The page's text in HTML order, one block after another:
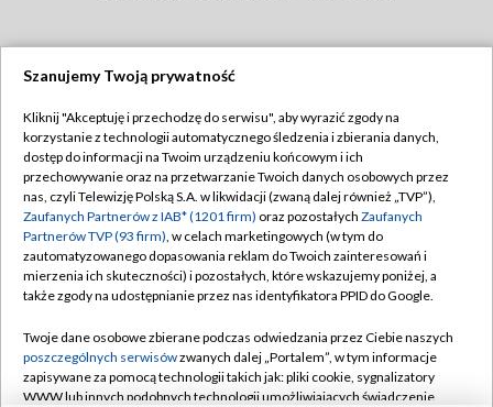
TVP
Abonament TVP
Emisja w TVP
Centrum informacji TVP
Naziemna Telewizja Cyfrowa
Rada Programowa
System NOS
Regulamin TVP
Polityka prywatności
Moje zgody
Pomoc
Kontakt
Szanujemy Twoją prywatność
Kliknij "Akceptuję i przechodzę do serwisu", aby wyrazić zgody na
korzystanie z technologii automatycznego śledzenia i zbierania danych,
dostęp do informacji na Twoim urządzeniu końcowym i ich
przechowywanie oraz na przetwarzanie Twoich danych osobowych przez
nas, czyli Telewizję Polską S.A. w likwidacji (zwaną dalej również „TVP”),
Zaufanych Partnerów z IAB* (1201 firm) oraz pozostałych Zaufanych
Partnerów TVP (93 firm), w celach marketingowych (w tym do
zautomatyzowanego dopasowania reklam do Twoich zainteresowań i
mierzenia ich skuteczności) i pozostałych, które wskazujemy poniżej, a
także zgody na udostępnianie przez nas identyfikatora PPID do Google.
Twoje dane osobowe zbierane podczas odwiedzania przez Ciebie naszych
poszczególnych serwisówzwanych dalej „Portalem”, w tym informacje
zapisywane za pomocą technologii takich jak: pliki cookie, sygnalizatory
WWW lub innych podobnych technologii umożliwiających świadczenie